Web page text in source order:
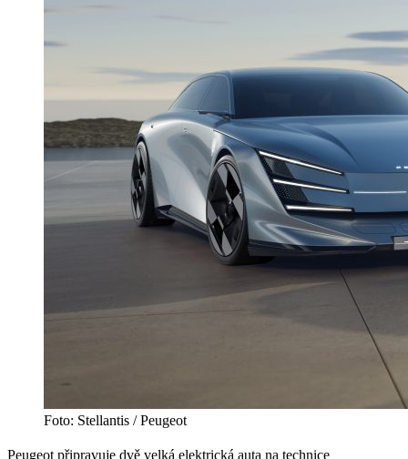
Foto: Stellantis / Peugeot
Peugeot připravuje dvě velká elektrická auta na technice